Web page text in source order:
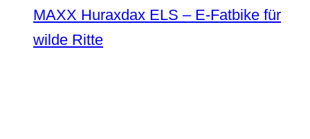
MAXX Huraxdax ELS – E-Fatbike für
wilde Ritte